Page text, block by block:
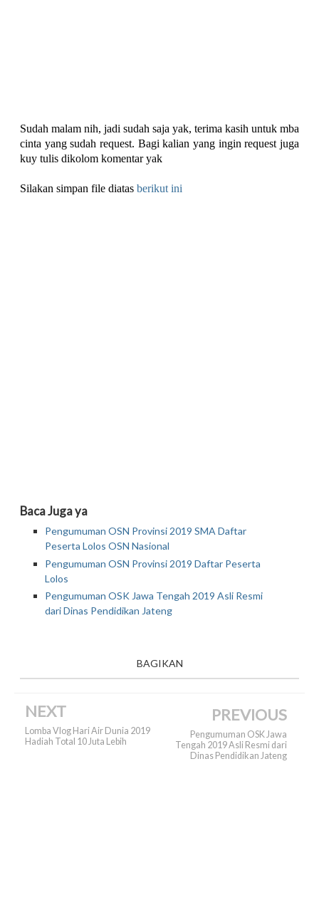
Sudah malam nih, jadi sudah saja yak, terima kasih untuk mba
cinta yang sudah request. Bagi kalian yang ingin request juga
kuy tulis dikolom komentar yak
Silakan simpan file diatas berikut ini
Baca Juga ya
Pengumuman OSN Provinsi 2019 SMA Daftar
Peserta Lolos OSN Nasional
Pengumuman OSN Provinsi 2019 Daftar Peserta
Lolos
Pengumuman OSK Jawa Tengah 2019 Asli Resmi
dari Dinas Pendidikan Jateng
BAGIKAN
NEXT
Lomba Vlog Hari Air Dunia 2019
Hadiah Total 10 Juta Lebih
PREVIOUS
Pengumuman OSK Jawa
Tengah 2019 Asli Resmi dari
Dinas Pendidikan Jateng